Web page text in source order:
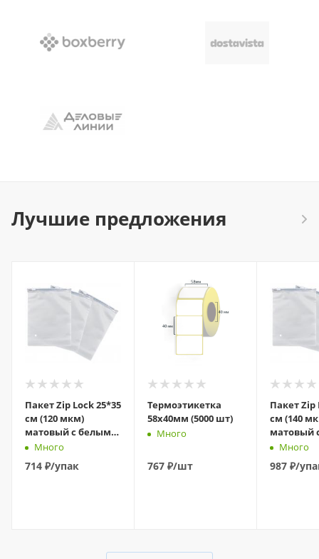
Лучшие предложения
Пакет Zip Lock 25*35
см (120 мкм)
матовый с белым
бегунком слайдер
Много
714 ₽/упак
Термоэтикетка
58x40мм (5000 шт)
Много
767 ₽/шт
Пакет Zip
см (140
матовый
бегунком
Много
987 ₽/